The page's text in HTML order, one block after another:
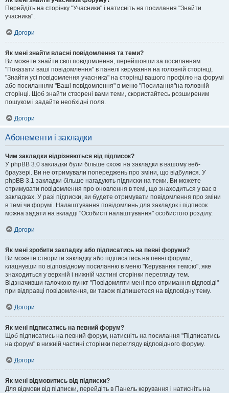
Перейдіть на сторінку "Учасники" і натисніть на посилання "Знайти
учасника".
Догори
Як мені знайти власні повідомлення та теми?
Ви можете знайти свої повідомлення, перейшовши за посиланням
"Показати ваші повідомлення" в панелі керування на головній сторінці,
"Знайти усі повідомлення учасника" на сторінці вашого профілю на форумі
або посиланням "Ваші повідомлення" в меню "Посилання"на головній
сторінці. Щоб знайти створені вами теми, скористайтесь розширеним
пошуком і задайте необхідні поля.
Догори
Абонементи і закладки
Чим закладки відрізняються від підписок?
У phpBB 3.0 закладки були більше схожі на закладки в вашому веб-
браузері. Ви не отримували попереджень про зміни, що відбулися. У
phpBB 3.1 закладки більше нагадують підписки на теми. Ви можете
отримувати повідомлення про оновлення в темі, що знаходиться у вас в
закладках. У разі підписки, ви будете отримувати повідомлення про зміни
в темі чи форумі. Налаштування повідомлень для закладок і підписок
можна задати на вкладці "Особисті налаштування" особистого розділу.
Догори
Як мені зробити закладку або підписатись на певні форуми?
Ви можете створити закладку або підписатись на певні форуми,
клацнувши по відповідному посиланню в меню "Керування темою", яке
знаходиться у верхній і нижній частині сторінки перегляду тем.
Відзначивши галочкою пункт "Повідомляти мені про отримання відповіді"
при відправці повідомлення, ви також підпишетеся на відповідну тему.
Догори
Як мені підписатись на певний форум?
Щоб підписатись на певний форум, натисніть на посилання "Підписатись
на форум" в нижній частині сторінки перегляду відповідного форуму.
Догори
Як мені відмовитись від підписки?
Для відмови від підписки, перейдіть в Панель керування і натисніть на